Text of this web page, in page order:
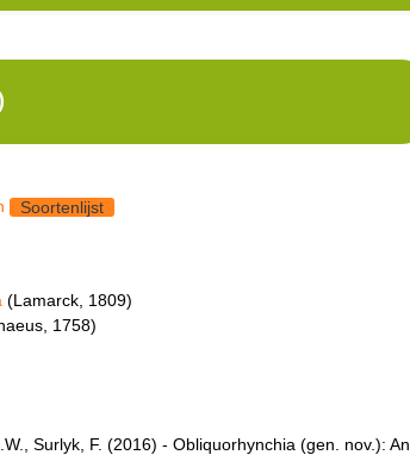
Soortenlijst
(Lamarck, 1809)
1758)
Surlyk, F. (2016) - Obliquorhynchia (gen. nov.): An